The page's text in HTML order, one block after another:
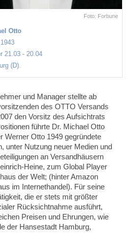
Foto: Forbune
Otto
21.03 - 20.04
(D).
und Manager stellte ab
des OTTO Versands
den Vorsitz des Aufsichtrats
führte Dr. Michael Otto
Werner Otto 1949 gegründete
unter Nutzung neuer Medien und
an Versandhäusern
Heine, zum Global Player
der Welt; (hinter Amazon
im Internethandel). Für seine
die er stets mit größter
Rücksichtnahme ausführt,
Preisen und Ehrungen, wie
der Hansestadt Hamburg,